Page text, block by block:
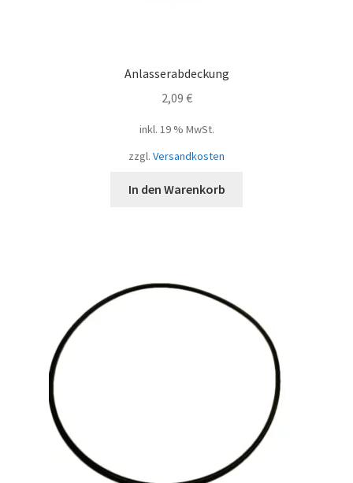
Anlasserabdeckung
2,09 €
inkl. 19 % MwSt.
zzgl. Versandkosten
In den Warenkorb